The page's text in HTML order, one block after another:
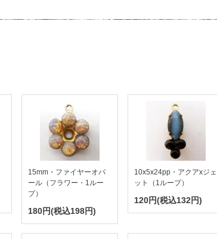
15mm・ファイヤーオパ
ール（フラワー・1ルー
プ）
180円(税込198円)
10x5x24pp・アクアxジェ
ット（1ループ）
120円(税込132円)